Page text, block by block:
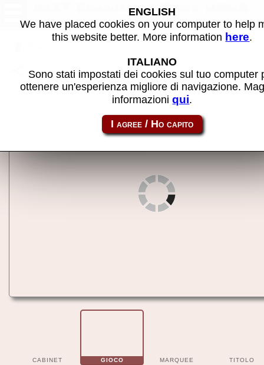
NeXT Computer - Gioco MAME
Condividi la pagina usando questo link: next
CABINET GIOCO MARQUEE TITOLO
ENGLISH
We have placed cookies on your computer to help
this website better. More information here.
ITALIANO
Sono stati impostati dei cookies sul tuo computer
ottenere un'esperienza migliore di navigazione.
informazioniqui.